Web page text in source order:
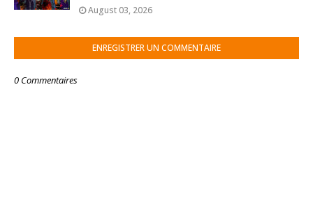
August 03, 2026
ENREGISTRER UN COMMENTAIRE
0 Commentaires